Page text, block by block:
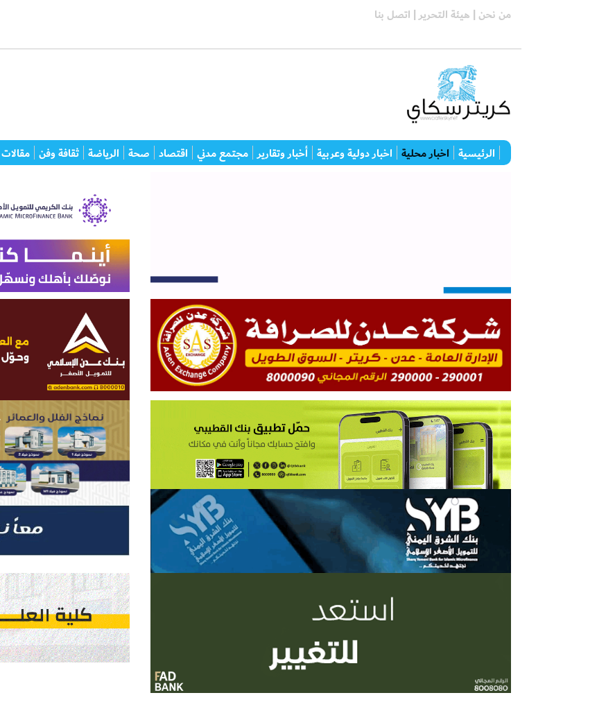
من نحن | هيئة التحرير | اتصل بنا
الرئيسية اخبار محلية اخبار دولية وعربية أخبار وتقارير مجتمع مدني اقتصاد صحة الرياضة ثقافة وفن مقالات